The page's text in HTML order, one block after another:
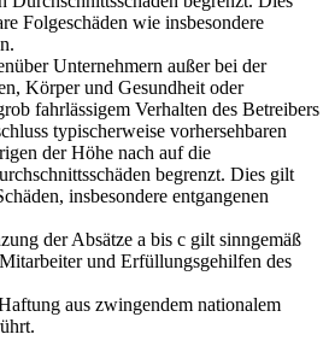
Folgeschäden wie insbesondere
Unternehmern außer bei der
Körper und Gesundheit oder
fahrlässigem Verhalten des Betreibers
typischerweise vorhersehbaren
der Höhe nach auf die
begrenzt. Dies gilt
insbesondere entgangenen
der Absätze a bis c gilt sinngemäß
und Erfüllungsgehilfen des
aus zwingendem nationalem